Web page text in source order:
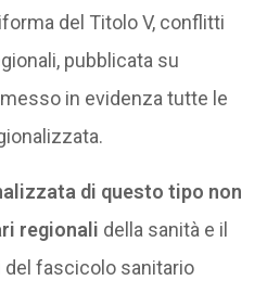
del Titolo V, conflitti
pubblicata su
in evidenza tutte le
di questo tipo non
regionali della sanità e il
fascicolo sanitario